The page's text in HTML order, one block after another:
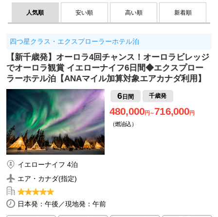
人気順 安い順 高い順 新着順
四つ星クラス・エクスプローラーホテル泊
【新千歳発】オーロラ4回チャンス！オーロラビレッジ
でオーロラ観賞 イエローナイフ6日間◆エクスプロー
ラーホテル泊【ANAマイル加算対象エアカナダ利用】
6日間 千歳発
480,000円～716,000円
（燃油込）
イエローナイフ 4泊
エア・カナダ(指定)
日本発：午後／現地発：午前